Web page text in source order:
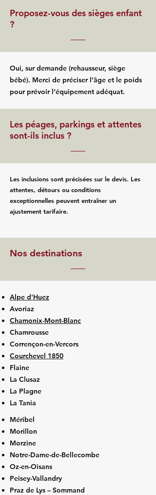
Proposez-vous des sièges enfant
?
Oui, sur demande (rehausseur, siège
bébé). Merci de préciser l’âge et le poids
pour prévoir l’équipement adéquat.
Les péages, parkings et attentes
sont-ils inclus ?
Les inclusions sont précisées sur le devis. Les
attentes, détours ou conditions
exceptionnelles peuvent entraîner un
ajustement tarifaire.
Nos destinations
Alpe d'Huez
Avoriaz
Chamonix-Mont-Blanc
Chamrousse
Corrençon-en-Vercors
Courchevel 1850
Flaine
La Clusaz
La Plagne
La Tania
Méribel
Morillon
Morzine
Notre-Dame-de-Bellecombe
Oz-en-Oisans
Peisey-Vallandry
Praz de Lys – Sommand